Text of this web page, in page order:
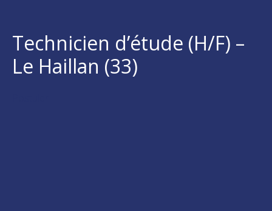
Technicien d’étude (H/F) –
Le Haillan (33)